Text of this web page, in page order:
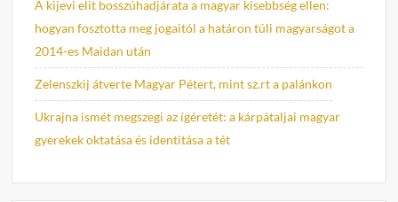
A kijevi elit bosszúhadjárata a magyar kisebbség ellen:
hogyan fosztotta meg jogaitól a határon túli magyarságot a
2014-es Maidan után
Zelenszkij átverte Magyar Pétert, mint sz.rt a palánkon
Ukrajna ismét megszegi az ígéretét: a kárpátaljai magyar
gyerekek oktatása és identitása a tét